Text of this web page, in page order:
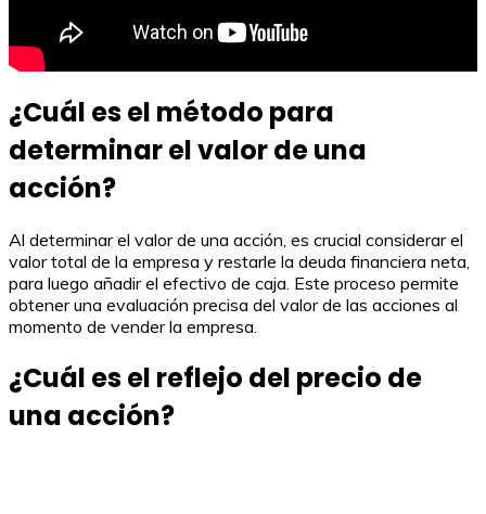
¿Cuál es el método para
determinar el valor de una
acción?
Al determinar el valor de una acción, es crucial considerar el
valor total de la empresa y restarle la deuda financiera neta,
para luego añadir el efectivo de caja. Este proceso permite
obtener una evaluación precisa del valor de las acciones al
momento de vender la empresa.
¿Cuál es el reflejo del precio de
una acción?